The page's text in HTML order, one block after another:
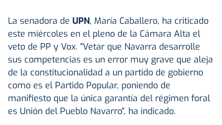
La senadora de UPN, María Caballero, ha criticado
este miércoles en el pleno de la Cámara Alta el
veto de PP y Vox. "Vetar que Navarra desarrolle
sus competencias es un error muy grave que aleja
de la constitucionalidad a un partido de gobierno
como es el Partido Popular, poniendo de
manifiesto que la única garantía del régimen foral
es Unión del Pueblo Navarro", ha indicado.